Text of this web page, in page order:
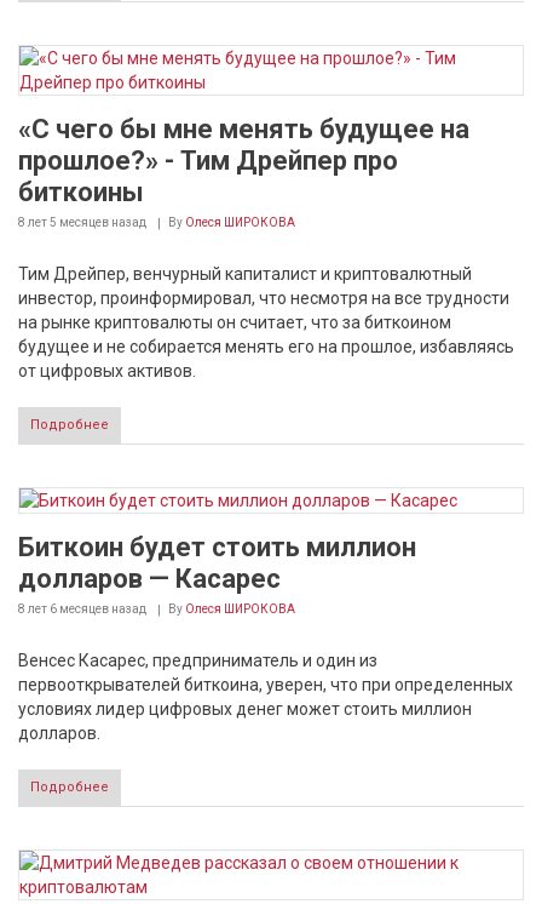
«С чего бы мне менять будущее на
прошлое?» - Тим Дрейпер про
биткоины
8 лет 5 месяцев назад By Олеся ШИРОКОВА
Тим Дрейпер, венчурный капиталист и криптовалютный
инвестор, проинформировал, что несмотря на все трудности
на рынке криптовалюты он считает, что за биткоином
будущее и не собирается менять его на прошлое, избавляясь
от цифровых активов.
Подробнее
Биткоин будет стоить миллион
долларов — Касарес
8 лет 6 месяцев назад By Олеся ШИРОКОВА
Венсес Касарес, предприниматель и один из
первооткрывателей биткоина, уверен, что при определенных
условиях лидер цифровых денег может стоить миллион
долларов.
Подробнее